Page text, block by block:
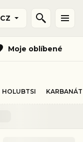
CZ
Moje oblíbené
HOLUBTSI